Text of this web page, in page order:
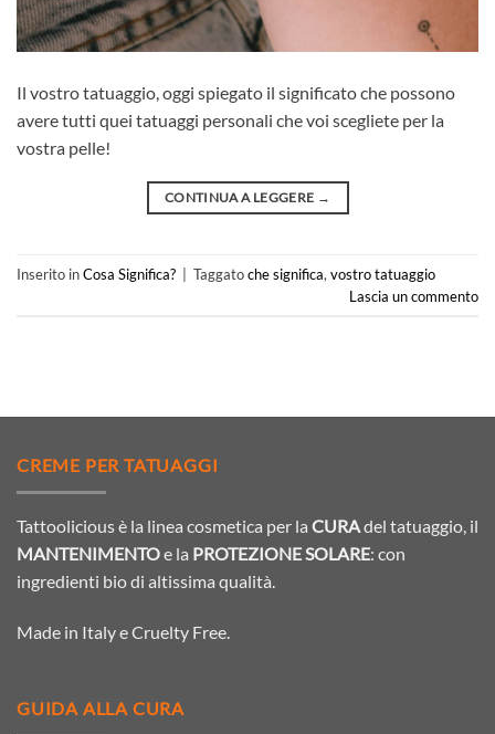
Il vostro tatuaggio, oggi spiegato il significato che possono
avere tutti quei tatuaggi personali che voi scegliete per la
vostra pelle!
CONTINUA A LEGGERE →
Inserito inCosa Significa? | Taggatoche significa, vostro tatuaggio
Lascia un commento
CREME PER TATUAGGI
Tattoolicious è la linea cosmetica per la CURAdel tatuaggio, il
MANTENIMENTOe la PROTEZIONE SOLARE: con
ingredienti bio di altissima qualità.
Made in Italy e Cruelty Free.
GUIDA ALLA CURA